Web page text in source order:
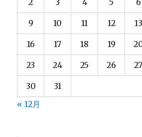
2 3 4 5 6
9 10 11 12 13
16 17 18 19
23 24 25 26 27
30
31
« 12月